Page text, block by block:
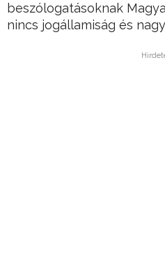
beszólogatásoknak
nincs jogállamiság és